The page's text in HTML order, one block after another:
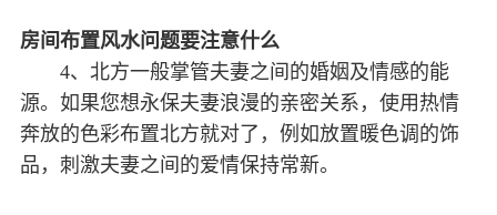
房间布置风水问题要注意什么
4、北方一般掌管夫妻之间的婚姻及情感的能
源。如果您想永保夫妻浪漫的亲密关系，使用热情
奔放的色彩布置北方就对了，例如放置暖色调的饰
品，刺激夫妻之间的爱情保持常新。